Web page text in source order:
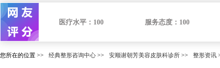
医疗水平： 100 服务态度： 100
您所在的位置 >> 经典整形咨询中心 >> 安顺谢朝芳美容皮肤科诊所 >> 整形资讯